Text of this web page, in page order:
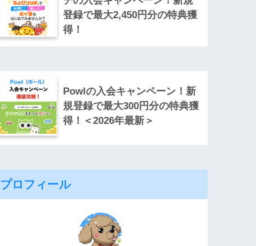
登録で最大2,450円分の特典獲
得！
Powlの入会キャンペーン！新
規登録で最大300円分の特典獲
得！＜2026年最新＞
プロフィール